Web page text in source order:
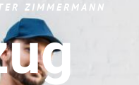
ZIMMERMANN